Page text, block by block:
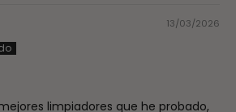
13/03/2026
limpiadores que he probado,